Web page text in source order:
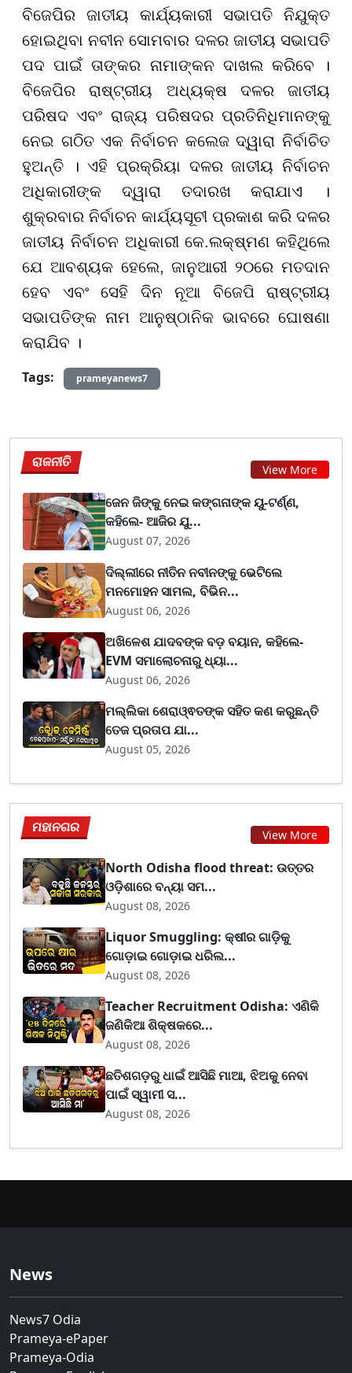
ବିଜେପିର ଜାତୀୟ କାର୍ଯ୍ୟକାରୀ ସଭାପତି ନିଯୁକ୍ତ
ହୋଇଥିବା ନବୀନ ସୋମବାର ଦଳର ଜାତୀୟ ସଭାପତି
ପଦ ପାଇଁ ତାଙ୍କର ନାମାଙ୍କନ ଦାଖଲ କରିବେ ।
ବିଜେପିର ରାଷ୍ଟ୍ରୀୟ ଅଧ୍ୟକ୍ଷ ଦଳର ଜାତୀୟ
ପରିଷଦ ଏବଂ ରାଜ୍ୟ ପରିଷଦର ପ୍ରତିନିଧିମାନଙ୍କୁ
ନେଇ ଗଠିତ ଏକ ନିର୍ବାଚନ କଲେଜ ଦ୍ୱାରା ନିର୍ବାଚିତ
ହୁଅନ୍ତି । ଏହି ପ୍ରକ୍ରିୟା ଦଳର ଜାତୀୟ ନିର୍ବାଚନ
ଅଧିକାରୀଙ୍କ ଦ୍ୱାରା ତଦାରଖ କରାଯାଏ ।
ଶୁକ୍ରବାର ନିର୍ବାଚନ କାର୍ଯ୍ୟସୂଚୀ ପ୍ରକାଶ କରି ଦଳର
ଜାତୀୟ ନିର୍ବାଚନ ଅଧିକାରୀ କେ.ଲକ୍ଷ୍ମଣ କହିଥିଲେ
ଯେ ଆବଶ୍ୟକ ହେଲେ, ଜାନୁଆରୀ ୨୦ରେ ମତଦାନ
ହେବ ଏବଂ ସେହି ଦିନ ନୂଆ ବିଜେପି ରାଷ୍ଟ୍ରୀୟ
ସଭାପତିଙ୍କ ନାମ ଆନୁଷ୍ଠାନିକ ଭାବରେ ଘୋଷଣା
କରାଯିବ ।
Tags:
prameyanews7
ରାଜନୀତି View More
ଜେନ ଜିଙ୍କୁ ନେଇ କଙ୍ଗନାଙ୍କ ୟୁ-ଟର୍ଣ୍ଣ,
କହିଲେ- ଆଜିର ଯୁ...
August 07, 2026
ଦିଲ୍ଲୀରେ ନୀତିନ ନବୀନଙ୍କୁ ଭେଟିଲେ
ମନମୋହନ ସାମଲ, ବିଭିନ...
August 06, 2026
ଅଖିଳେଶ ଯାଦବଙ୍କ ବଡ଼ ବୟାନ, କହିଲେ-
EVM ସମାଲୋଚନାରୁ ଧ୍ୟା...
August 06, 2026
ମଲ୍ଲିକା ଶେରାଓ୍ଵତଙ୍କ ସହିତ କଣ କରୁଛନ୍ତି
ତେଜ ପ୍ରତାପ ଯା...
August 05, 2026
ମହାନଗର View More
North Odisha flood threat: ଉତ୍ତର
ଓଡ଼ିଶାରେ ବନ୍ୟା ସମ...
August 08, 2026
Liquor Smuggling: କ୍ଷୀର ଗାଡ଼ିକୁ
ଗୋଡ଼ାଇ ଗୋଡ଼ାଇ ଧରିଲ...
August 08, 2026
Teacher Recruitment Odisha: ଏଣିକି
ଜଣିକିଆ ଶିକ୍ଷକରେ...
August 08, 2026
ଛତିଶଗଡ଼ରୁ ଧାଇଁ ଆସିଛି ମାଆ, ଝିଅକୁ ନେବା
ପାଇଁ ସ୍ୱାମୀ ସ...
August 08, 2026
News
News7 Odia
Prameya-ePaper
Prameya-Odia